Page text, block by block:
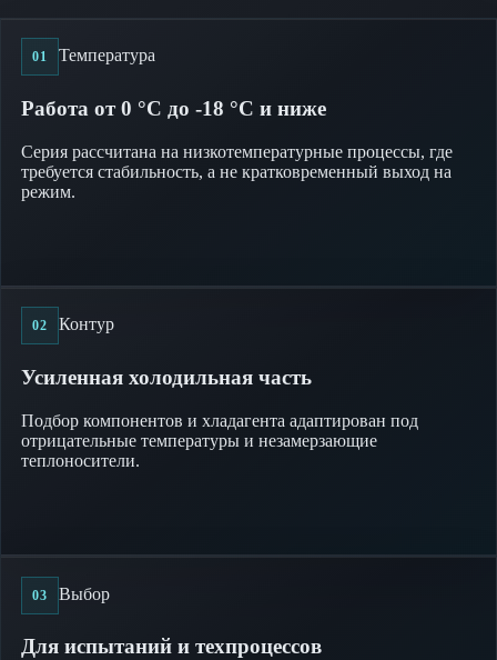
01 Температура
Работа от 0 °C до -18 °C и ниже
Серия рассчитана на низкотемпературные процессы, где
требуется стабильность, а не кратковременный выход на
режим.
02 Контур
Усиленная холодильная часть
Подбор компонентов и хладагента адаптирован под
отрицательные температуры и незамерзающие
теплоносители.
03 Выбор
Для испытаний и техпроцессов